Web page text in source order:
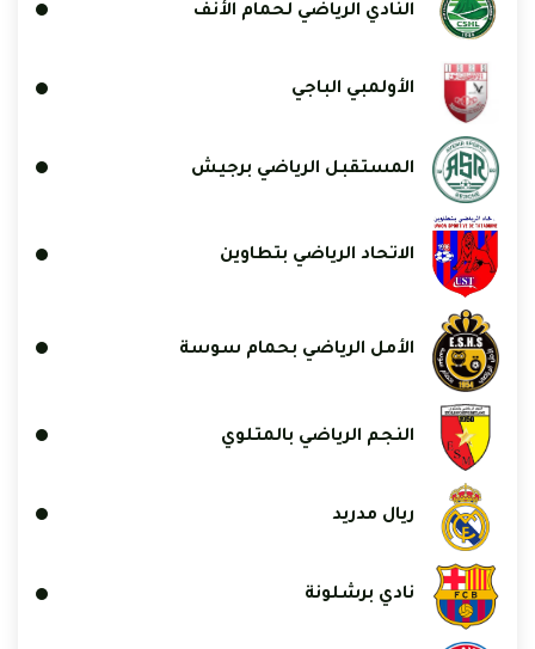
النادي الرياضي لحمام الأنف
الأولمبي الباجي
المستقبل الرياضي برجيش
الاتحاد الرياضي بتطاوين
الأمل الرياضي بحمام سوسة
النجم الرياضي بالمتلوي
ريال مدريد
نادي برشلونة